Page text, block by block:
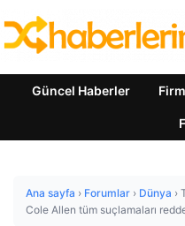
Güncel Haberler
Ana sayfa › Forumlar › Dünya ›
Cole Allen tüm suçlamaları